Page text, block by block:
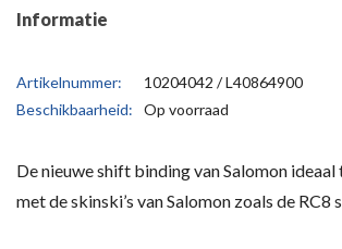
Informatie
Artikelnummer:
10204042 / L40864900
Beschikbaarheid:
Op voorraad
De nieuwe shift binding van Salomon
met de skinski’s van Salomon zoals de RC8